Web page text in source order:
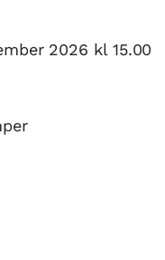
2026 kl 15.00